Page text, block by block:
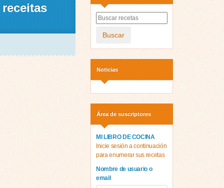
Buscar
Noticias
Área de suscriptores
MI LIBRO DE COCINA
Inicie sesión a continuación
para enumerar sus recetas
Nombre de usuario o
email